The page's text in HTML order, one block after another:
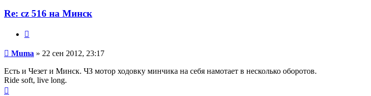
Re: cz 516 на Минск
Сообщение
Muma » 22 сен 2012, 23:17
Есть и Чезет и Минск. ЧЗ мотор ходовку минчика на себя намотает в несколько оборотов.
Ride soft, live long.